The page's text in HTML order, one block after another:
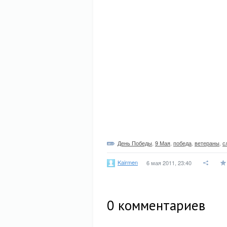
День Победы 9 Мая победа ветераны
Kairmen 6 мая 2011, 23:40
0 комментариев